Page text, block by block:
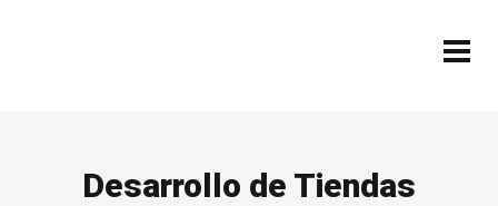
Desarrollo de Tiendas